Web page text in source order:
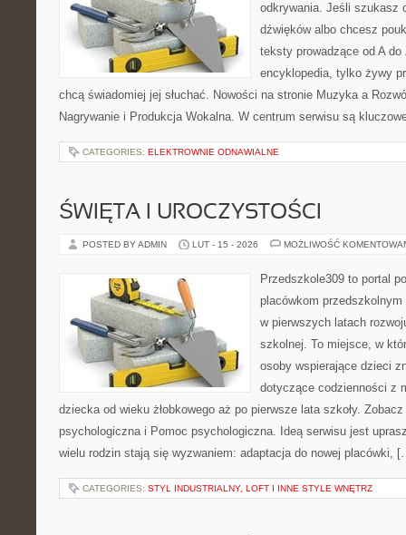
odkrywania. Jeśli szukasz
dźwięków albo chcesz
teksty prowadzące od A
encyklopedia, tylko żywy
chcą świadomiej jej słuchać. Nowości na stronie Muzyka a
Nagrywanie i Produkcja Wokalna. W centrum serwisu są
CATEGORIES: ELEKTROWNIE ODNAWIALNE
ŚWIĘTA I UROCZYSTOŚCI
POSTED BY ADMIN LUT - 15 - 2026 MOŻLIWOŚĆ
Przedszkole309 to portal
placówkom
w pierwszych latach
szkolnej. To miejsce, w
osoby wspierające dzieci
dotyczące codzienności z
dziecka od wieku żłobkowego aż po pierwsze lata szkoły.
psychologiczna i Pomoc psychologiczna. Ideą serwisu jest
wielu rodzin stają się wyzwaniem: adaptacja do nowej placówki,
CATEGORIES: STYL INDUSTRIALNY, LOFT I INNE STYLE WNĘTRZ